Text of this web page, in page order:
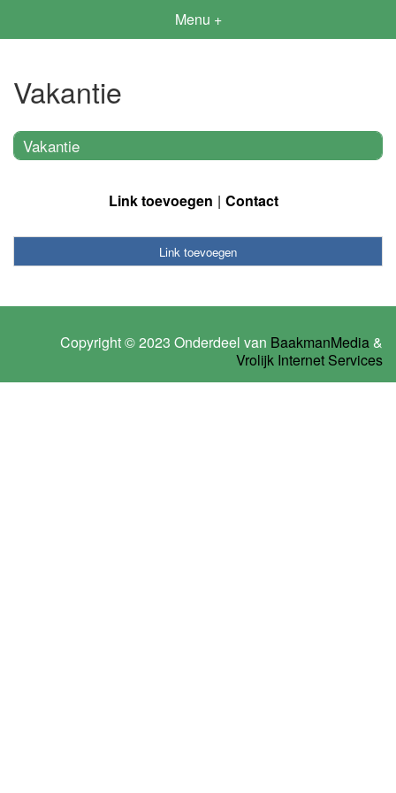
Menu +
Vakantie
Vakantie
Link toevoegen Contact
Link toevoegen
Copyright © 2023 Onderdeel van BaakmanMedia &
Vrolijk Internet Services